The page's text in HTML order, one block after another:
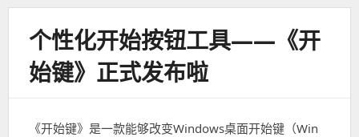
个性化开始按钮工具——《开
始键》正式发布啦
《开始键》是一款能够改变Windows桌面开始键（Win